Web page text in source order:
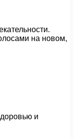
на новом,
и